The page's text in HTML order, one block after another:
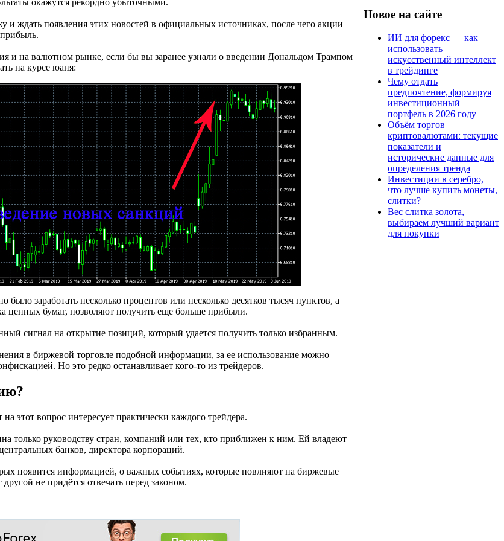
окажутся рекордно убыточными.
и ждать появления этих новостей в официальных источниках, после чего акции
и на валютном рынке, если бы вы заранее узнали о введении Дональдом Трампом
на курсе юаня:
заработать несколько процентов или несколько десятков тысяч пунктов, а
ценных бумаг, позволяют получить еще больше прибыли.
сигнал на открытие позиций, который удается получить только избранным.
в биржевой торговле подобной информации, за ее использование можно
Но это редко останавливает кого-то из трейдеров.
этот вопрос интересует практически каждого трейдера.
только руководству стран, компаний или тех, кто приближен к ним. Ей владеют
банков, директора корпораций.
появится информацией, о важных событиях, которые повлияют на биржевые
не придётся отвечать перед законом.
Новое на сайте
ИИ для форекс — как
использовать
искусственный интеллект
в трейдинге
Чему отдать
предпочтение, формируя
инвестиционный
портфель в 2026 году
Объём торгов
криптовалютами: текущие
показатели и
исторические данные для
определения тренда
Инвестиции в серебро,
что лучше купить монеты,
слитки?
Вес слитка золота,
выбираем лучший вариант
для покупки